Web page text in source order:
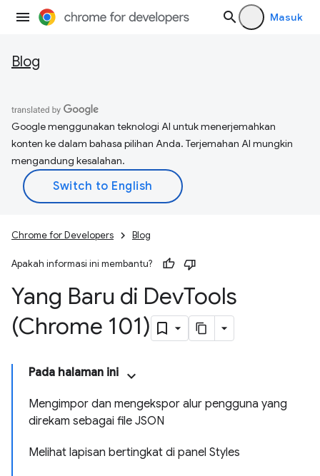
Masuk
Blog
Google menggunakan teknologi AI untuk menerjemahkan
konten ke dalam bahasa pilihan Anda. Terjemahan AI mungkin
mengandung kesalahan.
Chrome for Developers Blog
Apakah informasi ini membantu?
Yang Baru di DevTools
(Chrome 101)
Pada halaman ini
Mengimpor dan mengekspor alur pengguna yang
direkam sebagai file JSON
Melihat lapisan bertingkat di panel Styles